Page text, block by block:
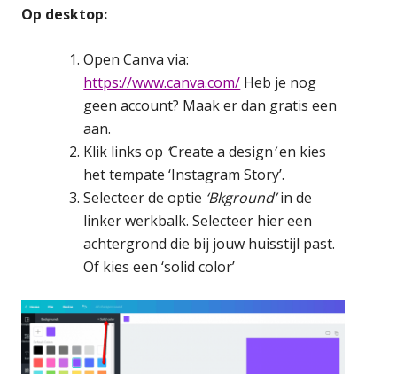
Op desktop:
Open Canva via:
https://www.canva.com/ Heb je nog
geen account? Maak er dan gratis een
aan.
Klik links op ‘Create a design’en kies
het tempate ‘Instagram Story’.
Selecteer de optie ‘Bkground’in de
linker werkbalk. Selecteer hier een
achtergrond die bij jouw huisstijl past.
Of kies een ‘solid color’